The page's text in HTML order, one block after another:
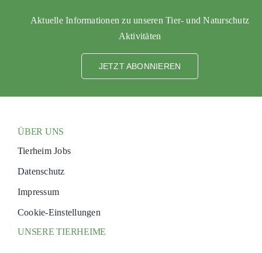
Aktuelle Informationen zu unseren Tier- und Naturschutz
Aktivitäten
JETZT ABONNIEREN
ÜBER UNS
Tierheim Jobs
Datenschutz
Impressum
Cookie-Einstellungen
UNSERE TIERHEIME